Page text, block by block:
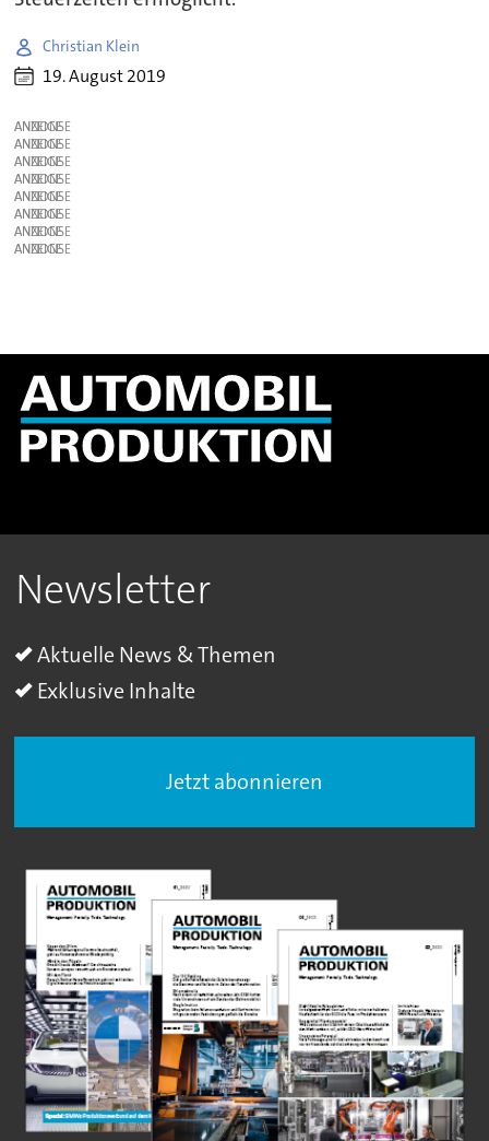
Christian Klein
19. August 2019
ANZEIGE
ANZEIGE
ANZEIGE
ANZEIGE
ANZEIGE
ANZEIGE
ANZEIGE
ANZEIGE
Newsletter
Aktuelle News & Themen
Exklusive Inhalte
Jetzt abonnieren